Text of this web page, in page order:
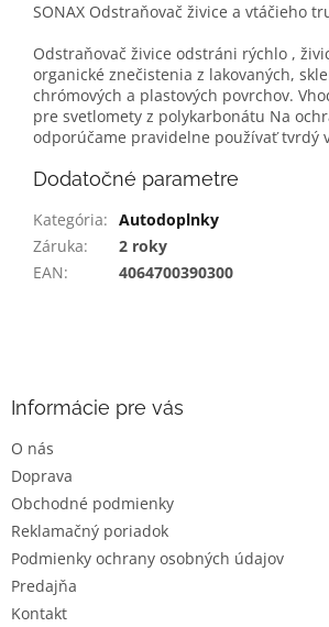
SONAX Odstraňovač živice a vtáčieho
Odstraňovač živice odstráni rýchlo ,
organické znečistenia z lakovaných,
chrómových a plastových povrchov.
pre svetlomety z polykarbonátu Na
odporúčame pravidelne používať tvrdý
Dodatočné parametre
Kategória: Autodoplnky
Záruka:
2 roky
EAN: 4064700390300
Informácie pre vás
O nás
Doprava
Obchodné podmienky
Reklamačný poriadok
Podmienky ochrany osobných údajov
Predajňa
Kontakt